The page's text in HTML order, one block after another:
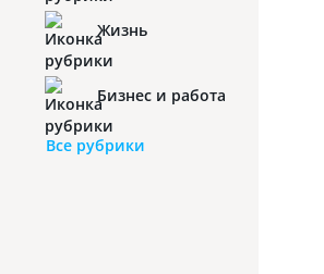
Жизнь
Бизнес и работа
Все рубрики